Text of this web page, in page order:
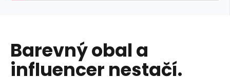
Barevný obal a
influencer nestačí.